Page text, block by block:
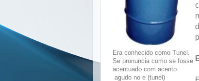
Era conhecido como Tunel.
Se pronuncia como se fosse
acentuado com acento
agudo no e (tunél)